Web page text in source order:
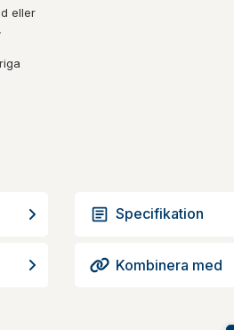
eller
Specifikation
Kombinera med